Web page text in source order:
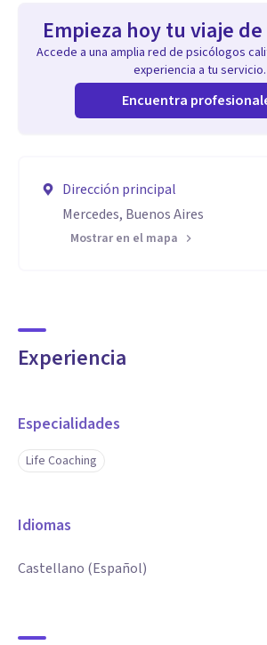
Empieza hoy tu viaje
Accede a una amplia red de psicólogos
experiencia a tu servicio.
Encuentra
Dirección principal
Mercedes, Buenos Aires
Mostrar en el mapa
Experiencia
Especialidades
Life Coaching
Idiomas
Castellano (Español)